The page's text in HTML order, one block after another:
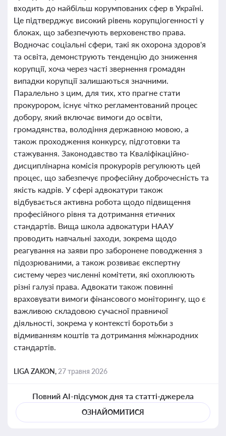
входить до найбільш корумпованих сфер в Україні.
Це підтверджує високий рівень корупціогенності у
блоках, що забезпечують верховенство права.
Водночас соціальні сфери, такі як охорона здоров'я
та освіта, демонструють тенденцію до зниження
корупції, хоча через часті звернення громадян
випадки корупції залишаються значними.
Паралельно з цим, для тих, хто прагне стати
прокурором, існує чітко регламентований процес
добору, який включає вимоги до освіти,
громадянства, володіння державною мовою, а
також проходження конкурсу, підготовки та
стажування. Законодавство та Кваліфікаційно-
дисциплінарна комісія прокурорів регулюють цей
процес, що забезпечує професійну доброчесність та
якість кадрів. У сфері адвокатури також
відбувається активна робота щодо підвищення
професійного рівня та дотримання етичних
стандартів. Вища школа адвокатури НААУ
проводить навчальні заходи, зокрема щодо
реагування на заяви про заборонене поводження з
підозрюваними, а також розвиває експертну
систему через численні комітети, які охоплюють
різні галузі права. Адвокати також повинні
враховувати вимоги фінансового моніторингу, що є
важливою складовою сучасної правничої
діяльності, зокрема у контексті боротьби з
відмиванням коштів та дотримання міжнародних
стандартів.
LIGA ZAKON, 27 травня 2026
Повний AI-підсумок дня та статті-джерела
ОЗНАЙОМИТИСЯ